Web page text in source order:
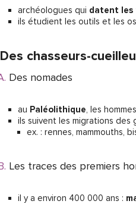
archéologues qui datent les
ils étudient les outils et les
Des chasseurs-
Des nomades
au Paléolithique, les
ils suivent les migrations des
ex. : rennes, mammouths,
Les traces des premiers
il y a environ 400 000 ans :